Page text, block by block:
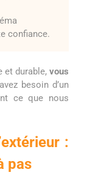
confiance.
et durable, vous
besoin d’un
ce que nous
:
pas